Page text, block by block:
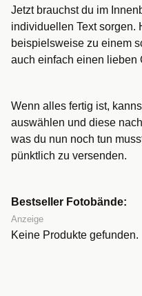
Jetzt brauchst du im
individuellen Text sorgen.
beispielsweise zu einem
auch einfach einen lieben
Wenn alles fertig ist,
auswählen und diese
was du nun noch tun
pünktlich zu versenden.
Bestseller Fotobände:
Anzeige
Keine Produkte gefunden.